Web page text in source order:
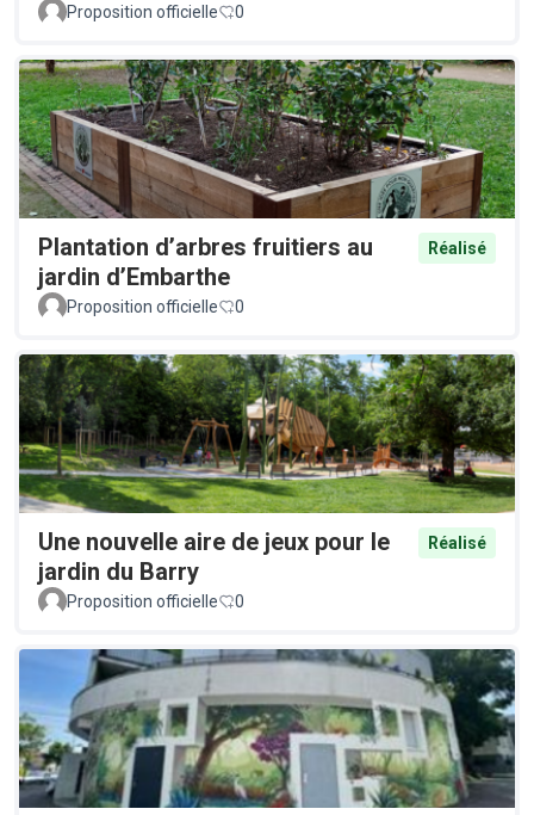
Proposition officielle
0
Plantation d’arbres fruitiers au
jardin d’Embarthe
Réalisé
Proposition officielle 0
Une nouvelle aire de jeux pour le
jardin du Barry
Réalisé
Proposition officielle 0